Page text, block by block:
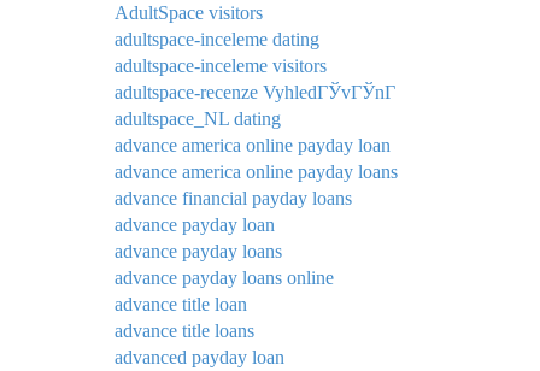
AdultSpace visitors
adultspace-inceleme dating
adultspace-inceleme visitors
adultspace-recenze VyhledГЎvГЎnГ­
adultspace_NL dating
advance america online payday loan
advance america online payday loans
advance financial payday loans
advance payday loan
advance payday loans
advance payday loans online
advance title loan
advance title loans
advanced payday loan